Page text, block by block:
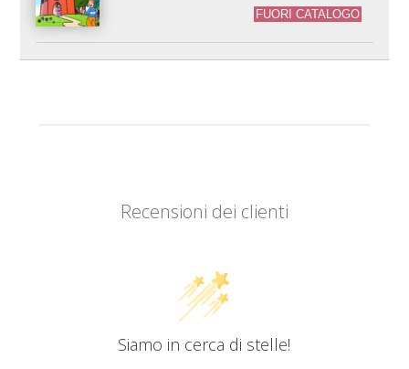
FUORI CATALOGO
Recensioni dei clienti
Siamo in cerca di stelle!